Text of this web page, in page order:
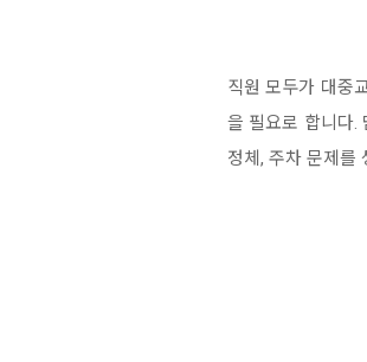
직원 모두가 대중
을 필요로 합니다.
정체, 주차 문제를